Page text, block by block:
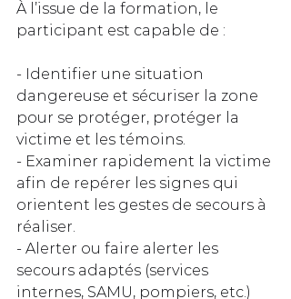
À l’issue de la formation, le
participant est capable de :
- Identifier une situation
dangereuse et sécuriser la zone
pour se protéger, protéger la
victime et les témoins.
- Examiner rapidement la victime
afin de repérer les signes qui
orientent les gestes de secours à
réaliser.
- Alerter ou faire alerter les
secours adaptés (services
internes, SAMU, pompiers, etc.)